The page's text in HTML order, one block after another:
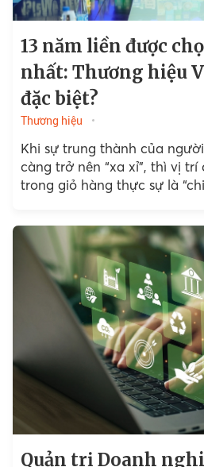
13 năm liền được
nhất: Thương hiệu
đặc biệt?
Thương hiệu
Khi sự trung thành của
càng trở nên “xa xỉ”, thì vị
trong giỏ hàng thực sự là
tên dẫn đầu nhiều danh
nhiều nhất ngành sữa và
đó như thế nào?
Quản trị Doanh